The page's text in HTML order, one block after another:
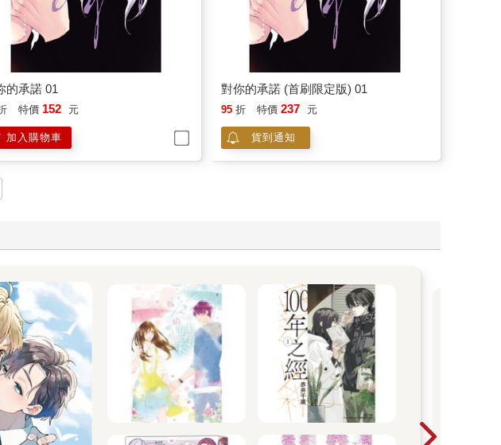
的承諾 01
特價 152 元
加入購物車
對你的承諾 (首刷限定版) 01
95 折 特價 237 元
貨到通知